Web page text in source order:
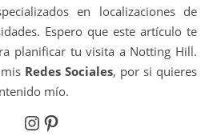
en localizaciones de
Espero que este artículo te
planificar tu visita a Notting Hill.
Redes Sociales, por si quieres
mío.
Instagram
Pinterest